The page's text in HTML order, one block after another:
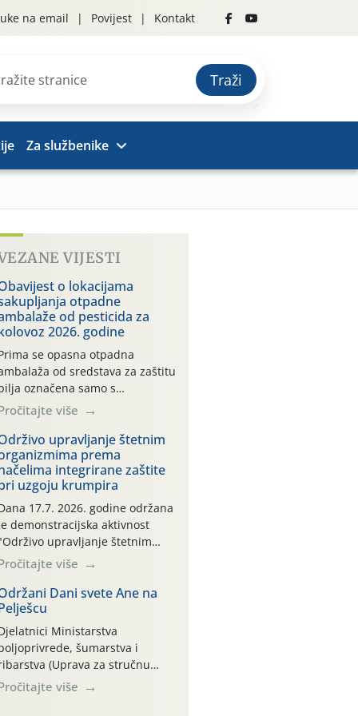
na email Povijest Kontakt
Traži
Za službenike
VIJESTI
o lokacijama
otpadne
od pesticida za
2026. godine
se opasna otpadna
od sredstava za zaštitu
označena samo s
i oznakom
CROCPA EKO MODEL:
ambalaža kao i
drugih proizvoda koji
sredstva za zaštitu bilja
(npr. ambalaža od mineralnih
se ne prihvaća.
je osiguran
povrat prazne
isključivo ovih tvrtki:
MAKS, AGRONOM,
TKI* (PINUS […]
više
upravljanje štetnim
prema
integrirane zaštite
uzgoju krumpira
17.7. 2026. godine održana
demonstracijska aktivnost
upravljanje štetnim
prema načelima
integrirane zaštite pri uzgoju
na pokusnom polju
kraj naselja Belica
parcela ID 2445031)
dio Međimurske
više
Dani svete Ane na
Ministarstva
šumarstva i
(Uprava za stručnu
razvoju poljoprivrede)
sudjelovali su na tradicionalnom
više